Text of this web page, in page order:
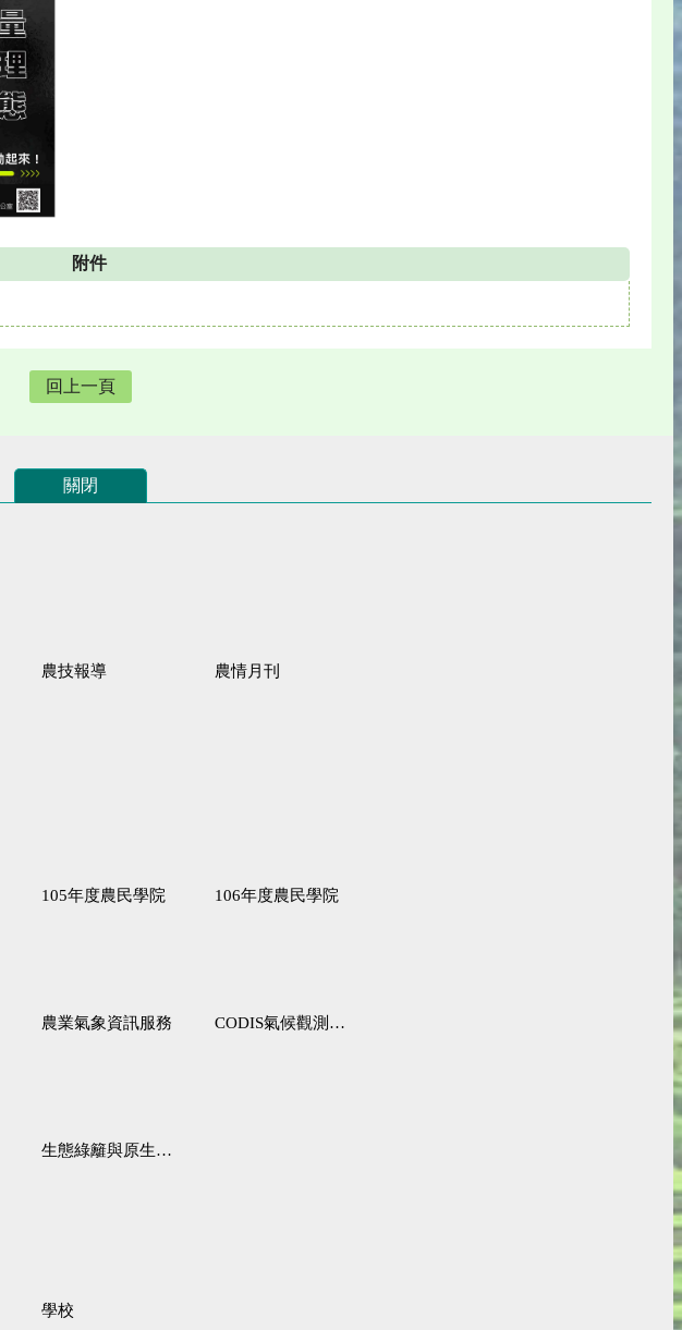
附件
回上一頁
關閉
農技報導 農情月刊
105年度農民學院 106年度農民學院
農業氣象資訊服務 CODIS氣候觀測資料查詢服務
生態綠籬與原生野花植生毯
學校